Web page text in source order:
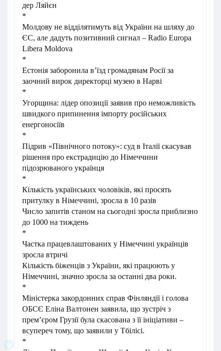
дер Ляйєн
*
Молдову не відділятимуть від України на шляху до
ЄС, але дадуть позитивний сигнал – Radio Europa
Libera Moldova
*
Естонія заборонила в’їзд громадянам Росії за
заочний вирок директорці музею в Нарві
*
Угорщина: лідер опозиції заявив про неможливість
швидкого припинення імпорту російських
енергоносіїв
*
Підрив «Північного потоку»: суд в Італії скасував
рішення про екстрадицію до Німеччини
підозрюваного українця
*
Кількість українських чоловіків, які просять
притулку в Німеччині, зросла в 10 разів
Число запитів станом на сьогодні зросла приблизно
до 1000 на тиждень
*
Частка працевлаштованих у Німеччині українців
зросла втричі
Кількість біженців з України, які працюють у
Німеччині, значно зросла за останні два роки.
*
Міністерка закордонних справ Фінляндії і голова
ОБСЄ Еліна Валтонен заявила, що зустріч з
прем’єром Грузії була скасована з її ініціативи –
всупереч тому, що заявили у Тбілісі.
*